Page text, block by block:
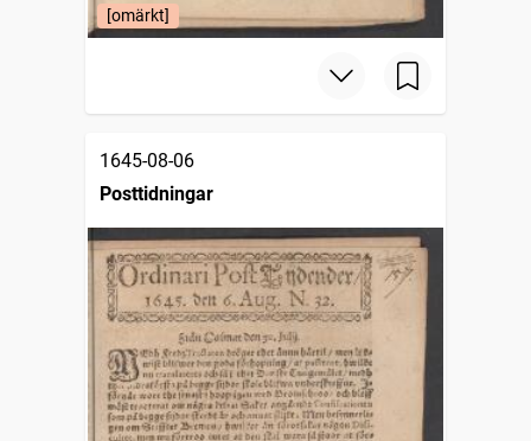
[omärkt]
1645-08-06
Posttidningar